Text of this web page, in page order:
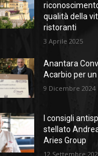
qualità della
ristoranti
3 Aprile 2025
Anantara
Acarbio per
9 Dicembre 2024
I consigli
stellato
Aries Group
12 Settembre